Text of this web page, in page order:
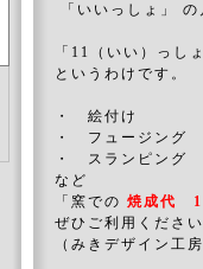
「いいっしょ」
「11（いい）っ
というわけです。
・ 絵付け
・ フュージング
・ スランピング
など
「窯での 焼成代
ぜひご利用くださ
（みきデザイン工